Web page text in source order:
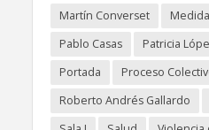
Martín Converset
Pablo Casas
Patricia
Portada
Proceso
Roberto Andrés Gallardo